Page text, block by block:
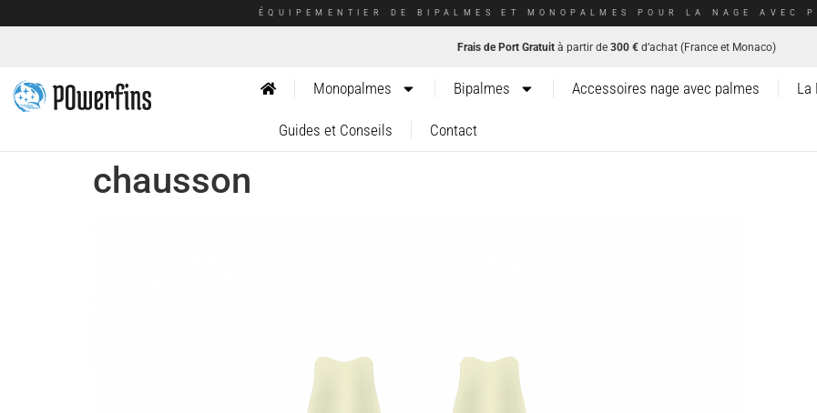
ÉQUIPEMENTIER DE BIPALMES ET MONOPALMES POUR LA NAGE AVEC
Frais de Port Gratuit à partir de300 € d’achat (France et Monaco)
Monopalmes Bipalmes Accessoires nage avec palmes La
Guides et Conseils Contact
chausson